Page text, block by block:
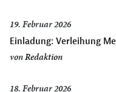
19. Februar 2026
Einladung: Verleihung
vonRedaktion
18. Februar 2026